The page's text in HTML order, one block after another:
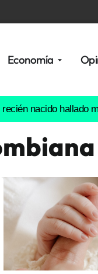
Economía
hallado muerto